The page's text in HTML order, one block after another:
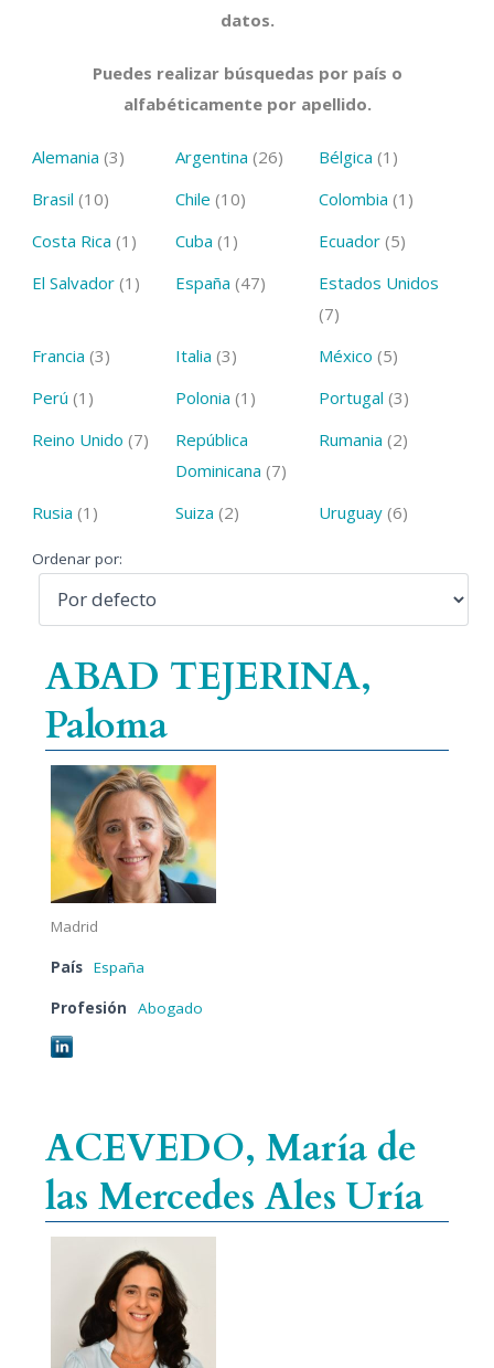
datos.
Puedes realizar búsquedas por país o
alfabéticamente por apellido.
Alemania (3) Argentina (26) Bélgica (1)
Brasil (10) Chile (10) Colombia (1)
Costa Rica (1) Cuba (1) Ecuador(5)
El Salvador (1) España (47)
Estados Unidos
(7)
Francia (3) Italia (3) México (5)
Perú (1) Polonia (1) Portugal (3)
Reino Unido (7)
República
Dominicana (7)
Rumania (2)
Rusia (1) Suiza (2) Uruguay(6)
Ordenar por:
ABAD TEJERINA,
Paloma
Madrid
País España
Profesión Abogado
ACEVEDO, María de
las Mercedes Ales Uría